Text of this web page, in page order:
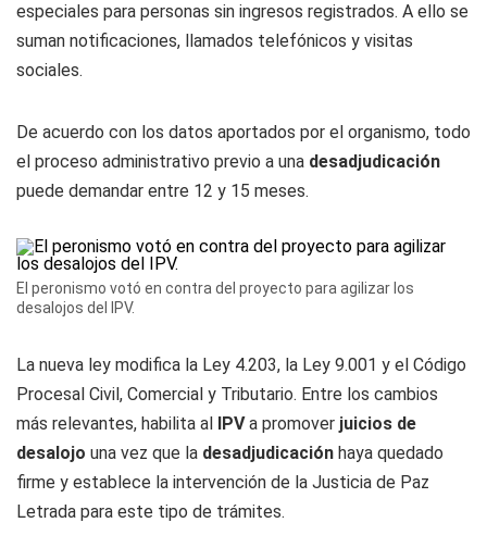
especiales para personas sin ingresos registrados. A ello se
suman notificaciones, llamados telefónicos y visitas
sociales.
De acuerdo con los datos aportados por el organismo, todo
el proceso administrativo previo a una desadjudicación
puede demandar entre 12 y 15 meses.
El peronismo votó en contra del proyecto para agilizar los
desalojos del IPV.
La nueva ley modifica la Ley 4.203, la Ley 9.001 y el Código
Procesal Civil, Comercial y Tributario. Entre los cambios
más relevantes, habilita al IPVa promover juicios de
desalojo una vez que la desadjudicación haya quedado
firme y establece la intervención de la Justicia de Paz
Letrada para este tipo de trámites.